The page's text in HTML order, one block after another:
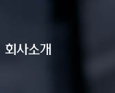
회사소개